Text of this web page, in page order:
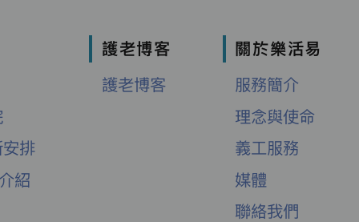
排
紹
護老博客
護老博客
關於樂活易
服務簡介
理念與使命
義工服務
媒體
聯絡我們